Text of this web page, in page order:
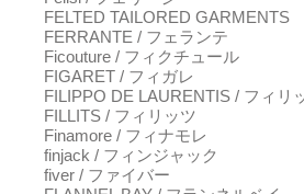
FELTED TAILORED GARMENTS
FERRANTE / フェランテ
Ficouture / フィクチュール
FIGARET / フィガレ
FILIPPO DE LAURENTIS / フィリ
FILLITS / フィリッツ
Finamore / フィナモレ
finjack / フィンジャック
fiver / ファイバー